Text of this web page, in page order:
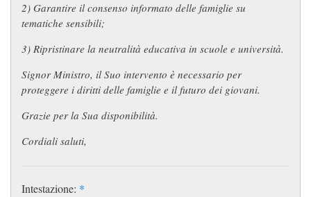
2) Garantire il consenso informato delle famiglie su
tematiche sensibili;
3) Ripristinare la neutralità educativa in scuole e università.
Signor Ministro, il Suo intervento è necessario per
proteggere i diritti delle famiglie e il futuro dei giovani.
Grazie per la Sua disponibilità.
Cordiali saluti,
Intestazione: *